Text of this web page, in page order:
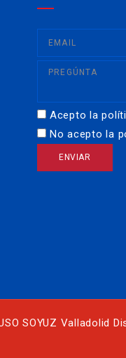
Acepto la
No acepto la
SOYUZ Valladolid